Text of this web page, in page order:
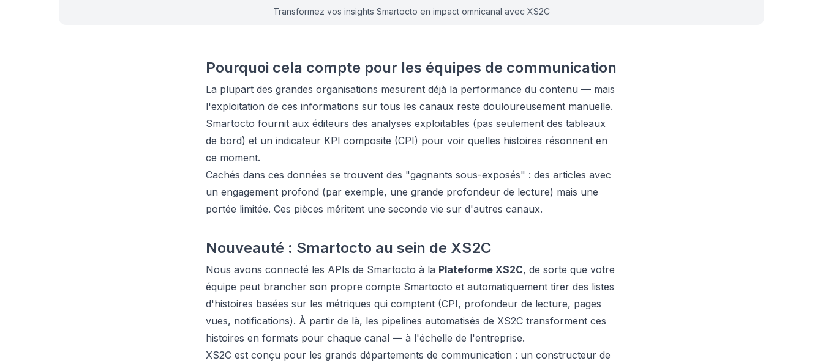
Transformez vos insights Smartocto en impact omnicanal avec XS2C
Pourquoi cela compte pour les équipes de communication
La plupart des grandes organisations mesurent déjà la performance du contenu — mais
l'exploitation de ces informations sur tous les canaux reste douloureusement manuelle.
Smartocto fournit aux éditeurs des analyses exploitables (pas seulement des tableaux
de bord) et un indicateur KPI composite (CPI) pour voir quelles histoires résonnent en
ce moment.
Cachés dans ces données se trouvent des "gagnants sous-exposés" : des articles avec
un engagement profond (par exemple, une grande profondeur de lecture) mais une
portée limitée. Ces pièces méritent une seconde vie sur d'autres canaux.
Nouveauté : Smartocto au sein de XS2C
Nous avons connecté les APIs de Smartocto à la Plateforme XS2C, de sorte que votre
équipe peut brancher son propre compte Smartocto et automatiquement tirer des listes
d'histoires basées sur les métriques qui comptent (CPI, profondeur de lecture, pages
vues, notifications). À partir de là, les pipelines automatisés de XS2C transforment ces
histoires en formats pour chaque canal — à l'échelle de l'entreprise.
XS2C est conçu pour les grands départements de communication : un constructeur de